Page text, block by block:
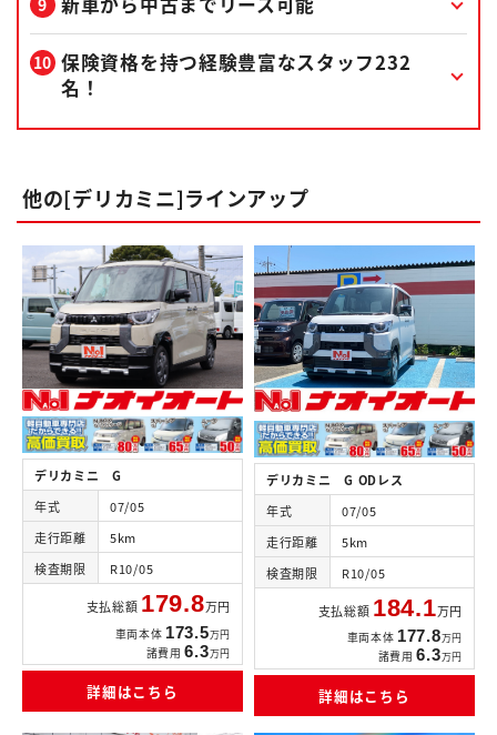
保険資格を持つ経験豊富なスタッフ232
名！
他の[デリカミニ]ラインアップ
デリカミニ G
年式
07/05
走行距離
5km
検査期限
R10/05
支払総額 179.8万円
車両本体 173.5万円
諸費用 6.3万円
詳細はこちら
デリカミニ G ODレス
年式
07/05
走行距離
5km
検査期限
R10/05
支払総額 184.1万円
車両本体 177.8万円
諸費用 6.3万円
詳細はこちら